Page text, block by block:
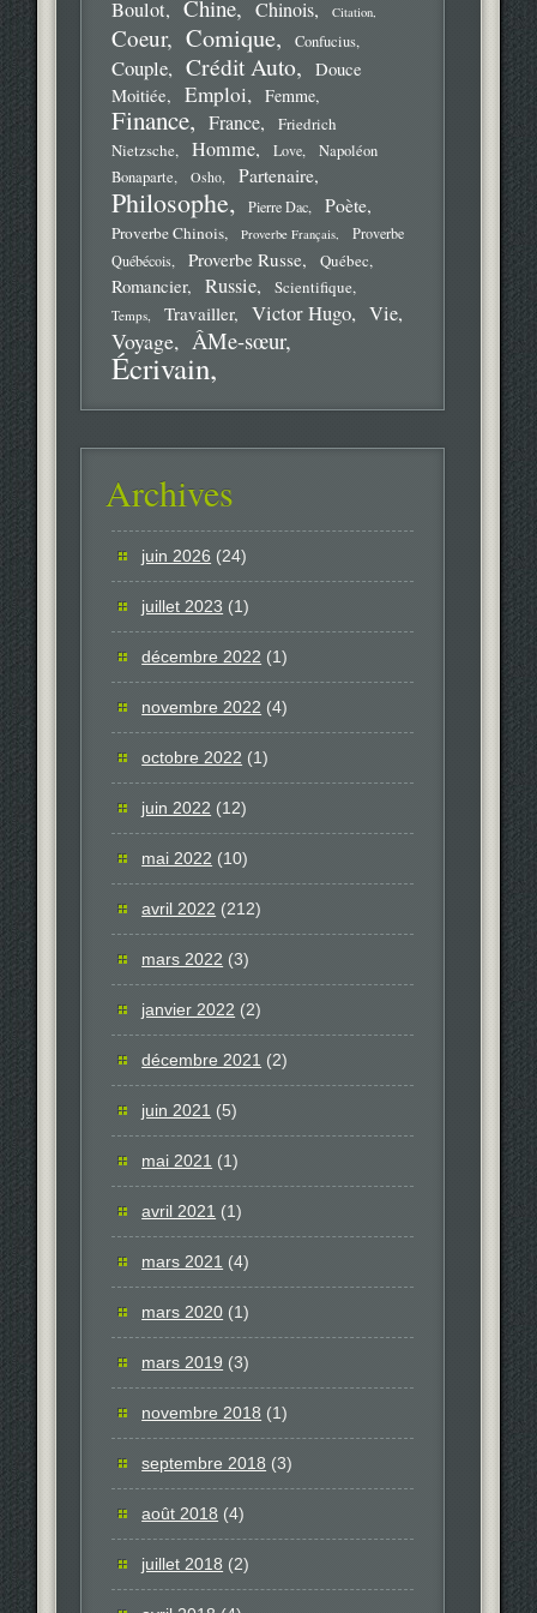
Boulot Chine Chinois Citation
Coeur Comique Confucius
Couple Crédit Auto
Douce
Moitiée
Emploi Femme
Finance France
Friedrich
Nietzsche
Homme Love
Napoléon
Bonaparte
Osho Partenaire
Philosophe Pierre Dac Poète
Proverbe Chinois Proverbe Français
Proverbe
Québécois
Proverbe Russe Québec
Romancier Russie Scientifique
Temps Travailler Victor Hugo Vie
Voyage ÂMe-sœur
Écrivain
Archives
juin 2026 (24)
juillet 2023 (1)
décembre 2022 (1)
novembre 2022 (4)
octobre 2022 (1)
juin 2022 (12)
mai 2022 (10)
avril 2022 (212)
mars 2022 (3)
janvier 2022 (2)
décembre 2021 (2)
juin 2021 (5)
mai 2021 (1)
avril 2021 (1)
mars 2021 (4)
mars 2020 (1)
mars 2019 (3)
novembre 2018 (1)
septembre 2018 (3)
août 2018 (4)
juillet 2018 (2)